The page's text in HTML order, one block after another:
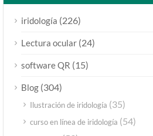
iridología (226)
Lectura ocular (24)
software QR (15)
Blog (304)
Ilustración de iridología (35)
curso en línea de iridología (54)